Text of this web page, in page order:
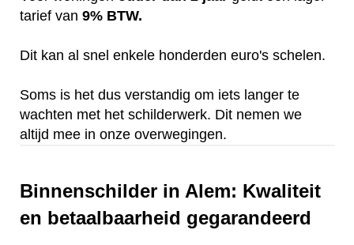
tarief van 9% BTW.
Dit kan al snel enkele honderden euro's schelen.
Soms is het dus verstandig om iets langer te
wachten met het schilderwerk. Dit nemen we
altijd mee in onze overwegingen.
Binnenschilder in Alem: Kwaliteit
en betaalbaarheid gegarandeerd